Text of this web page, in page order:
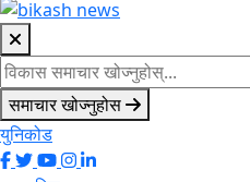
समाचार खोज्नुहोस
युनिकोड